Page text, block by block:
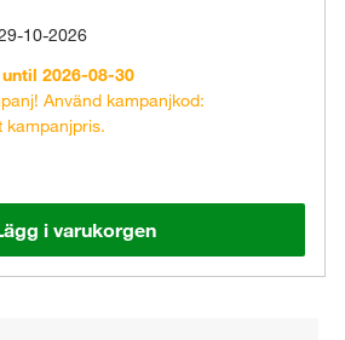
10-2026
2026-08-30
Använd kampanjkod:
kampanjpris.
i varukorgen